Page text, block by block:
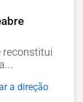
reconstitui